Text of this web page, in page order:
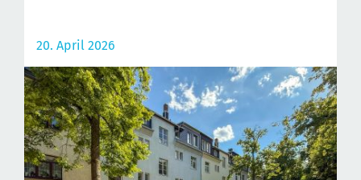
20. April 2026